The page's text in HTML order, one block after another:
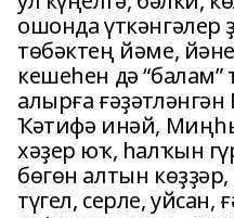
ошонда үткәнгәлер
төбәктең йәме,
кешеһен дә
алырға
Ҡәтифә инәй,
хәҙер юҡ, һалҡын
бөгөн алтын
түгел, серле, уйсан,